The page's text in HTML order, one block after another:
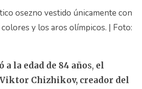
osezno vestido únicamente con
y los aros olímpicos. | Foto:
a la edad de 84 años, el
Chizhikov, creador del